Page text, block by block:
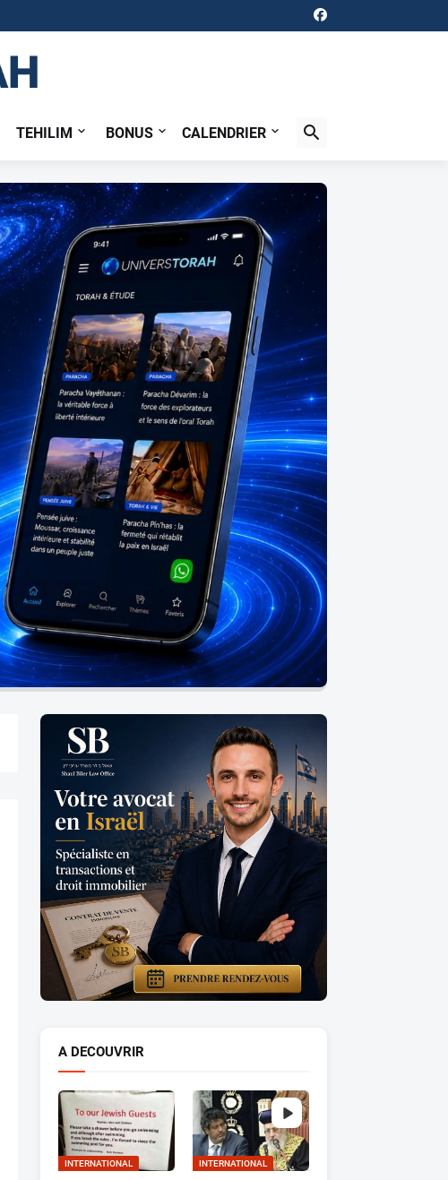
TEHILIM BONUS CALENDRIER
A DECOUVRIR
INTERNATIONAL INTERNATIONAL